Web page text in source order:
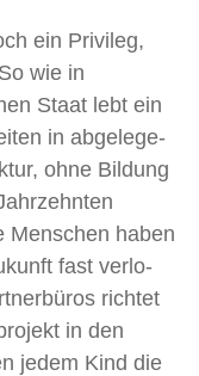
ein Privileg,
wie in
Staat lebt ein
in abge­le­ge­
ohne Bildung
Menschen haben
fast ver­lo­
rich­tet
in den
jedem Kind die